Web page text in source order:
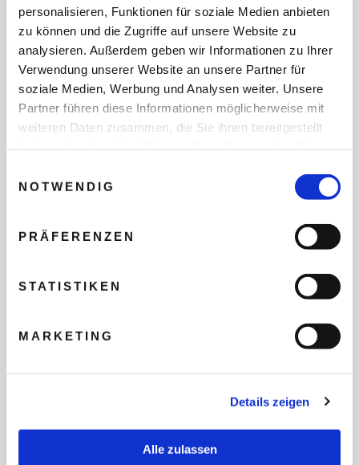
personalisieren, Funktionen für soziale Medien anbieten
zu können und die Zugriffe auf unsere Website zu
analysieren. Außerdem geben wir Informationen zu Ihrer
Verwendung unserer Website an unsere Partner für
soziale Medien, Werbung und Analysen weiter. Unsere
Partner führen diese Informationen möglicherweise mit
weiteren Daten zusammen, die Sie ihnen bereitgestellt
NOTWENDIG
PRÄFERENZEN
STATISTIKEN
MARKETING
Details zeigen
Alle zulassen
REISEZEITRAUM
ANZAHL ERWACHSENE
TEILNEHMER
FLUG GEWÜNSCHT
PRÄFERIERTER ABFLUGHAFEN